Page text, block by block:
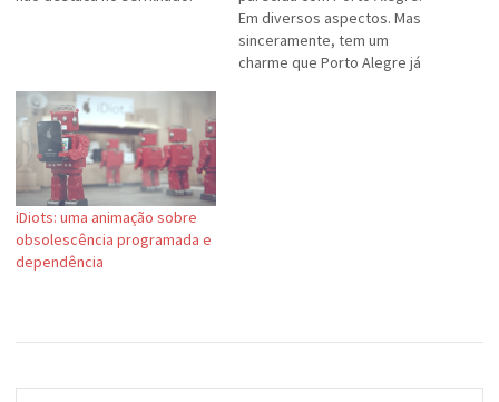
Em diversos aspectos. Mas
sinceramente, tem um
charme que Porto Alegre já
iDiots: uma animação sobre
obsolescência programada e
dependência